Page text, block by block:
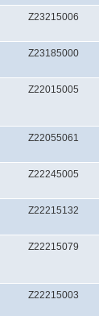
Z23215006
Z23185000
Z22015005
Z22055061
Z22245005
Z22215132
Z22215079
Z22215003